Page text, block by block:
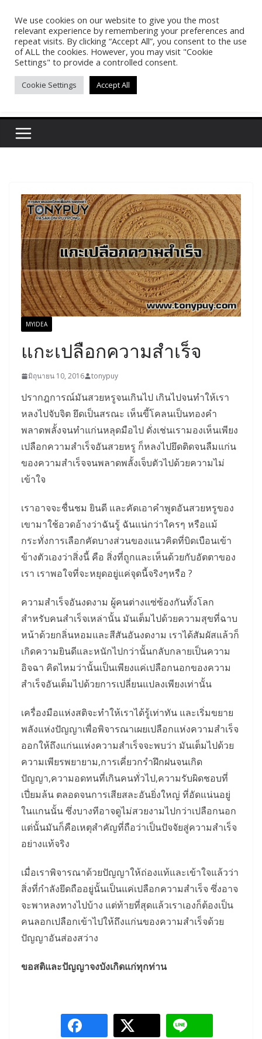
contentPasakon Puypong
(tonypuy)
เปิดพื้นที่การเรียนรู้และพร้อมแบ่งปันของผม
MYIDEA
แกะเปลือกความสำเร็จ
มิถุนายน 10, 2016 tonypuy
ปรากฎการณ์มันสวยหรูจนเกินไป เกินไปจนทำให้เรา
หลงไปจับจิต ยึดเป็นสรณะ เห็นขี้โคลนเป็นทองคำ
พลาดพลั้งจนทำแก่นหลุดมือไป ดั่งเช่นเรามองเห็นเพียง
เปลือกความสำเร็จอันสวยหรู ก็หลงไปยึดติดจนลืมแก่น
ของความสำเร็จจนพลาดพลั้งเจ็บตัวไปด้วยความไม่
เข้าใจ
เราอาจจะชื่นชม ยินดี และคัดเอาคำพูดอันสวยหรูของ
เขามาใช้อวดอ้างว่าฉันรู้ ฉันแน่กว่าใครๆ หรือแม้
กระทั่งการเลือกคัดบางส่วนของแนวคิดที่บิดเบือนเข้า
ข้างตัวเองว่าสิ่งนี้ คือ สิ่งที่ถูกและเห็นด้วยกับอัตตาของ
เรา เราพอใจที่จะหยุดอยู่แค่จุดนี้จริงๆหรือ ?
ความสำเร็จอันงดงาม ผู้คนต่างแซ่ซ้องกันทั้งโลก
สำหรับคนสำเร็จเหล่านั้น มันเต็มไปด้วยความสุขที่ฉาบ
หน้าด้วยกลิ่นหอมและสีสันอันงดงาม เราได้สัมผัสแล้วก็
เกิดความยินดีและหนักไปกว่านั้นกลับกลายเป็นความ
อิจฉา คิดไหมว่านั้นเป็นเพียงแค่เปลือกนอกของความ
สำเร็จอันเต็มไปด้วยการเปลี่ยนแปลงเพียงเท่านั้น
เครื่องมือแห่งสติจะทำให้เราได้รู้เท่าทัน และเริ่มขยาย
พลังแห่งปัญญาเพื่อพิจารณาเผยเปลือกแห่งความสำเร็จ
ออกให้ถึงแก่นแห่งความสำเร็จจะพบว่า มันเต็มไปด้วย
ความเพียรพยายาม,การเคี่ยวกรำฝึกฝนจนเกิด
ปัญญา,ความอดทนที่เกินคนทั่วไป,ความรับผิดชอบที่
เปี่ยมล้น ตลอดจนการเสียสละอันยิ่งใหญ่ ที่อัดแน่นอยู่
ในแกนนั้น ซึ่งบางทีอาจดูไม่สวยงามไปกว่าเปลือกนอก
แต่นั้นมันก็คือเหตุสำคัญที่ถือว่าเป็นปัจจัยสู่ความสำเร็จ
อย่างแท้จริง
เมื่อเราพิจารณาด้วยปัญญาให้ถ่องแท้และเข้าใจแล้วว่า
สิ่งที่กำลังยึดถืออยู่นั้นเป็นแค่เปลือกความสำเร็จ ซึ่งอาจ
จะพาหลงทางไปบ้าง แต่ท้ายที่สุดแล้วเราเองก็ต้องเป็น
คนลอกเปลือกเข้าไปให้ถึงแก่นของความสำเร็จด้วย
ปัญญาอันส่องสว่าง
ขอสติและปัญญาจงบังเกิดแก่ทุกท่าน
We use cookies on our website to give you the most
relevant experience by remembering your preferences and
repeat visits. By clicking “Accept All”, you consent to the use
of ALL the cookies. However, you may visit "Cookie
Settings" to provide a controlled consent.
Cookie Settings Accept All